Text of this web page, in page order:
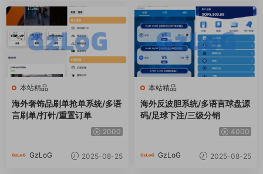
本站精品
海外奢饰品刷单抢单系统/多语
言刷单/打针/重置订单
2000
GzLoG 2025-08-25
本站精品
海外反波胆系统/多语言球盘源
码/足球下注/三级分销
4000
GzLoG 2025-08-25